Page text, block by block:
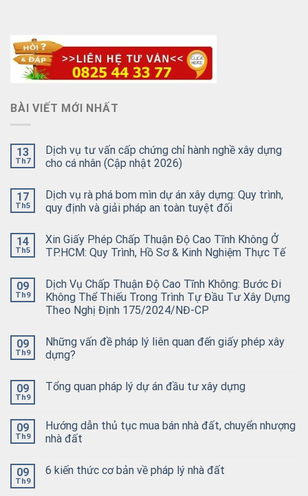
BÀI VIẾT MỚI NHẤT
13
Th7
Dịch vụ tư vấn cấp chứng chỉ hành nghề xây dựng
cho cá nhân (Cập nhật 2026)
17
Th5
Dịch vụ rà phá bom mìn dự án xây dựng: Quy trình,
quy định và giải pháp an toàn tuyệt đối
14
Th5
Xin Giấy Phép Chấp Thuận Độ Cao Tĩnh Không Ở
TP.HCM: Quy Trình, Hồ Sơ & Kinh Nghiệm Thực Tế
09
Th9
Dịch Vụ Chấp Thuận Độ Cao Tĩnh Không: Bước Đi
Không Thể Thiếu Trong Trình Tự Đầu Tư Xây Dựng
Theo Nghị Định 175/2024/NĐ-CP
09
Th9
Những vấn đề pháp lý liên quan đến giấy phép xây
dựng?
09
Th9
Tổng quan pháp lý dự án đầu tư xây dựng
09
Th9
Hướng dẫn thủ tục mua bán nhà đất, chuyển nhượng
nhà đất
09
Th9
6 kiến thức cơ bản về pháp lý nhà đất